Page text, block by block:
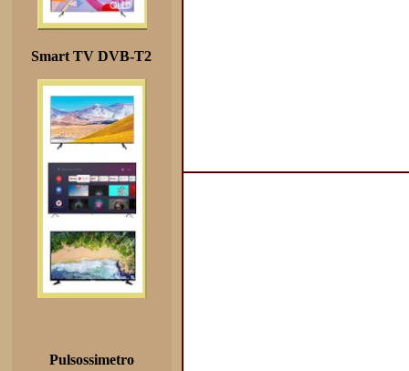
Smart TV DVB-T2
Pulsossimetro